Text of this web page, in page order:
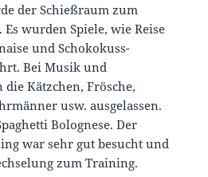
der Schießraum zum
wurden Spiele, wie Reise
und Schokokuss-
Bei Musik und
Kätzchen, Frösche,
usw. ausgelassen.
Bolognese. Der
war sehr gut besucht und
zum Training.